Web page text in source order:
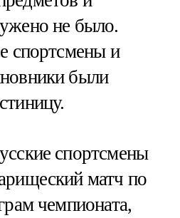
не было.
спортсмены и
были
спортсмены
матч по
чемпионата,